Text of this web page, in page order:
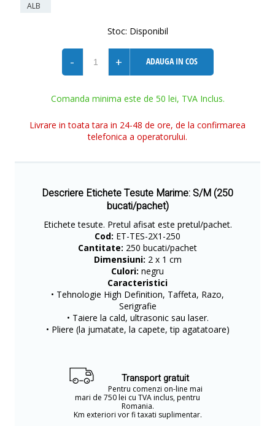
ALB
Stoc: Disponibil
- + ADAUGA IN COS
Comanda minima este de 50 lei, TVA Inclus.
Livrare in toata tara in 24-48 de ore, de la confirmarea
telefonica a operatorului.
Descriere Etichete Tesute Marime: S/M (250
bucati/pachet)
Etichete tesute. Pretul afisat este pretul/pachet.
Cod: ET-TES-2X1-250
Cantitate: 250 bucati/pachet
Dimensiuni: 2 x 1 cm
Culori: negru
Caracteristici
• Tehnologie High Definition, Taffeta, Razo,
Serigrafie
• Taiere la cald, ultrasonic sau laser.
• Pliere (la jumatate, la capete, tip agatatoare)
Transport gratuit
Pentru comenzi on-line mai
mari de 750 lei cu TVA inclus, pentru
Romania.
Km exteriori vor fi taxati suplimentar.